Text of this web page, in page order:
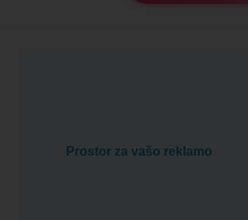
Prostor za vašo reklamo